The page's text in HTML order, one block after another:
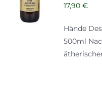
17,90 €
Hände
500ml